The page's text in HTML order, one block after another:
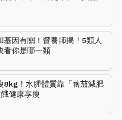
基因有關！營養師揭「5類人
看你是哪一類
8kg！水腫體質靠「蕃茄減肥
健康享瘦